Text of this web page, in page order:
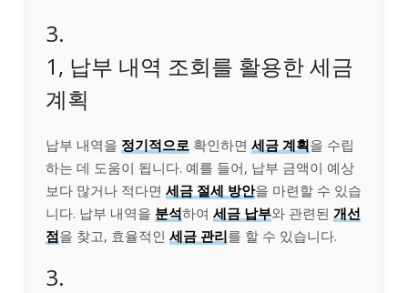
3.
1, 납부 내역 조회를 활용한 세금
계획
납부 내역을 정기적으로 확인하면 세금 계획을 수립
하는 데 도움이 됩니다. 예를 들어, 납부 금액이 예상
보다 많거나 적다면 세금 절세 방안을 마련할 수 있습
니다. 납부 내역을 분석하여 세금 납부와 관련된 개선
점을 찾고, 효율적인 세금 관리를 할 수 있습니다.
3.